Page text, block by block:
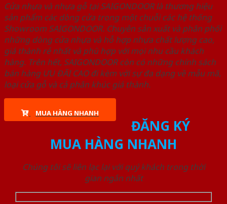
Cửa nhựa và nhựa gỗ tại SAIGONDOOR là thương hiệu
sản phẩm các dòng cửa trong một chuỗi các hệ thống
Showroom SAIGONDOOR. Chuyên sản xuất và phân phối
những dòng cửa nhựa và hỗ hợp nhựa chất lượng cao,
giá thành rẻ nhất và phù hợp với mọi nhu cầu khách
hàng. Trên hết, SAIGONDOOR còn có những chính sách
bán hàng ƯU ĐÃI CAO đi kèm với sự đa dạng về mẫu mã,
loại cửa gỗ và cả phân khúc giá thành.
MUA HÀNG NHANH
ĐĂNG KÝ
MUA HÀNG NHANH
Chúng tôi sẽ liên lạc lại với quý khách trong thời
gian ngắn nhất